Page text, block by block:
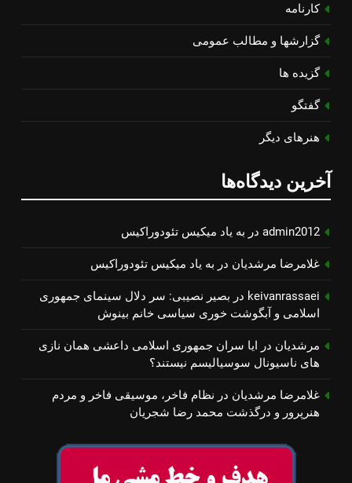
کارنامه
گزارشها و مطالب عمومی
گزیده ها
گفتگو
هنرهای دیگر
آخرین دیدگاه‌ها
admin2012 در به یاد میكیس تئودوراكیس
غلامرضا مرشدیان در به یاد میكیس تئودوراكیس
keivanrassaei در بصیر نصیبی: سر دلال سینمای جمهوری
اسلامی و آبگوشت خوری سیاسی خانم بینوش
مرشدیان در ایا سران جمهوری اسلامی داعشی همان نازی
های ناسیونال سوسیالیسم نیستند؟
غلامرضا مرشدیان در نظام فاخر، موسیقی فاخر و مردم
هنرپرور و درگذشت محمد رضا شجریان